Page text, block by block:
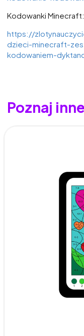
Kodowanki Minecraft:
https://
dzieci-minecraft-
kodowaniem-
Poznaj